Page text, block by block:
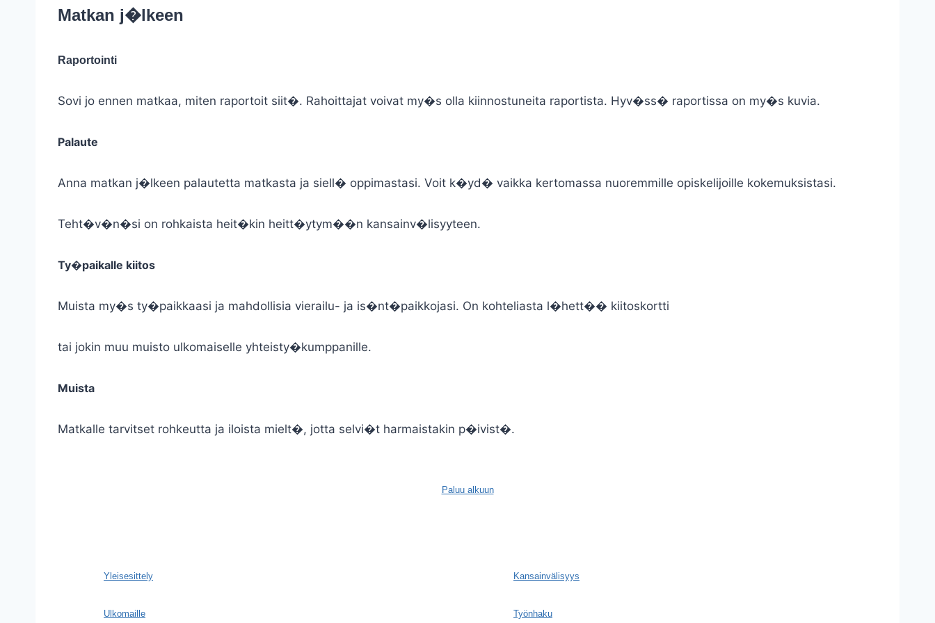
Matkan j�lkeen
Raportointi
Sovi jo ennen matkaa, miten raportoit siit�. Rahoittajat voivat my�s olla kiinnostuneita raportista. Hyv�ss� raportissa on my�s kuvia.
Palaute
Anna matkan j�lkeen palautetta matkasta ja siell� oppimastasi. Voit k�yd� vaikka kertomassa nuoremmille opiskelijoille kokemuksistasi.
Teht�v�n�si on rohkaista heit�kin heitt�ytym��n kansainv�lisyyteen.
Ty�paikalle kiitos
Muista my�s ty�paikkaasi ja mahdollisia vierailu- ja is�nt�paikkojasi. On kohteliasta l�hett�� kiitoskortti
tai jokin muu muisto ulkomaiselle yhteisty�kumppanille.
Muista
Matkalle tarvitset rohkeutta ja iloista mielt�, jotta selvi�t harmaistakin p�ivist�.
Paluu alkuun
Yleisesittely Kansainvälisyys
Ulkomaille Työnhaku